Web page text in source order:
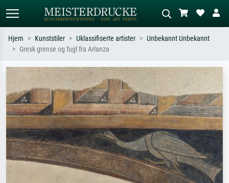
Søk etter kunstner, tittel eller stil – for
eksempel Monet, Stjernenatt,
impresjonisme, Hokusai-bølgen, akt.
Beskriv scenen – for eksempel grønn
eng, abstrakt med mye rødt, mørkt
oljemaleri, stående akt ved et tre.
Hjem Kunststiler Uklassifiserte artister
Unbekannt Unbekannt
Gresk grense og fugl fra Arlanza